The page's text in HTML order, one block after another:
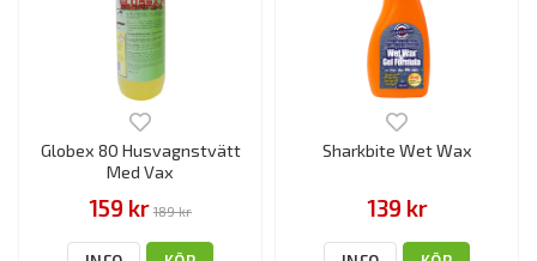
Globex 80 Husvagnstvätt
Med Vax
159 kr 189 kr
Sharkbite Wet Wax
139 kr